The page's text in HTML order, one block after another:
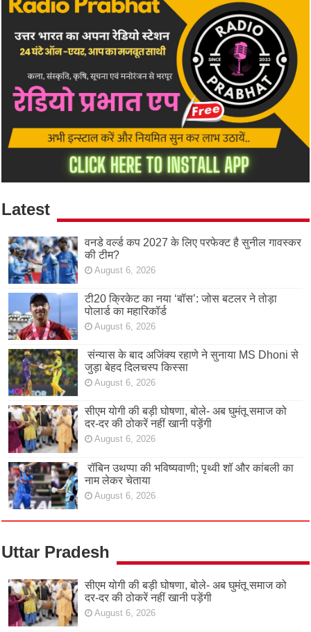
Latest
वनडे वर्ल्ड कप 2027 के लिए परफेक्ट है सुनील गावस्कर
की टीम?
August 6, 2026
टी20 क्रिकेट का नया ‘बॉस’: जोस बटलर ने तोड़ा
पोलार्ड का महारिकॉर्ड
August 6, 2026
संन्यास के बाद अजिंक्‍य रहाणे ने सुनाया MS Dhoni से
जुड़ा बेहद दिलचस्प किस्सा
August 6, 2026
सीएम योगी की बड़ी घोषणा, बोले- अब घुमंतू समाज को
दर-दर की ठोकरें नहीं खानी पड़ेंगी
August 6, 2026
रॉबिन उथप्पा की भविष्यवाणी; पृथ्वी शॉ और कांबली का
नाम लेकर चेताया
August 6, 2026
Uttar Pradesh
सीएम योगी की बड़ी घोषणा, बोले- अब घुमंतू समाज को
दर-दर की ठोकरें नहीं खानी पड़ेंगी
August 6, 2026